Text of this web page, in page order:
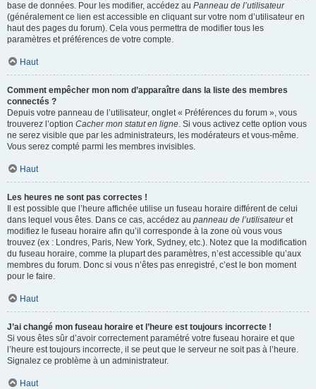
base de données. Pour les modifier, accédez au Panneau de l’utilisateur
(généralement ce lien est accessible en cliquant sur votre nom d’utilisateur en
haut des pages du forum). Cela vous permettra de modifier tous les
paramètres et préférences de votre compte.
Haut
Comment empêcher mon nom d’apparaître dans la liste des membres
connectés ?
Depuis votre panneau de l’utilisateur, onglet « Préférences du forum », vous
trouverez l’option Cacher mon statut en ligne. Si vous activez cette option vous
ne serez visible que par les administrateurs, les modérateurs et vous-même.
Vous serez compté parmi les membres invisibles.
Haut
Les heures ne sont pas correctes !
Il est possible que l’heure affichée utilise un fuseau horaire différent de celui
dans lequel vous êtes. Dans ce cas, accédez au panneau de l’utilisateuret
modifiez le fuseau horaire afin qu’il corresponde à la zone où vous vous
trouvez (ex : Londres, Paris, New York, Sydney, etc.). Notez que la modification
du fuseau horaire, comme la plupart des paramètres, n’est accessible qu’aux
membres du forum. Donc si vous n’êtes pas enregistré, c’est le bon moment
pour le faire.
Haut
J’ai changé mon fuseau horaire et l’heure est toujours incorrecte !
Si vous êtes sûr d’avoir correctement paramétré votre fuseau horaire et que
l’heure est toujours incorrecte, il se peut que le serveur ne soit pas à l’heure.
Signalez ce problème à un administrateur.
Haut